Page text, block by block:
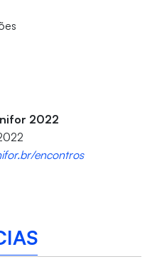
2022
encontros